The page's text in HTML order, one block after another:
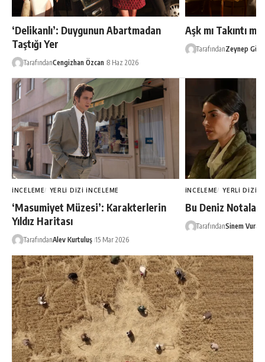
‘Delikanlı’: Duygunun Abartmadan
Taştığı Yer
TarafındanCengizhan Özcan 8 Haz 2026
Aşk mı Takıntı mı?
TarafındanZeynep
İNCELEME YERLI DIZI İNCELEME
‘Masumiyet Müzesi’: Karakterlerin
Yıldız Haritası
TarafındanAlev Kurtuluş 15 Mar 2026
İNCELEME YERLI DIZI
Bu Deniz
TarafındanSinem Vural